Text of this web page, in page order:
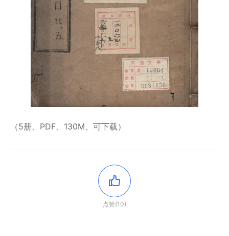
（5册、PDF、130M、可下载）
点赞(10)